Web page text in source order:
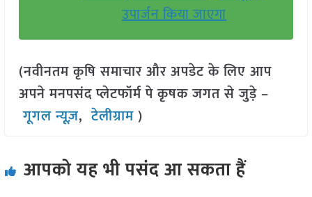
उपार्जन किया जाएगा
(नवीनतम कृषि समाचार और अपडेट के लिए आप
अपने मनपसंद प्लेटफॉर्म पे कृषक जगत से जुड़े –
गूगल न्यूज़,टेलीग्राम )
आपको यह भी पसंद आ सकता हैं